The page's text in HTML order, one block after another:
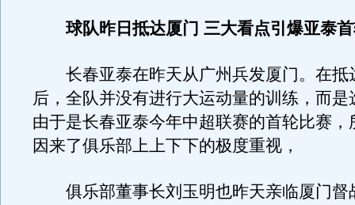
球队昨日抵达厦门 三大看点引爆亚泰
长春亚泰在昨天从广州兵发厦门。在抵
后，全队并没有进行大运动量的训练，而是
由于是长春亚泰今年中超联赛的首轮比赛，
因来了俱乐部上上下下的极度重视，
俱乐部董事长刘玉明也昨天亲临厦门督